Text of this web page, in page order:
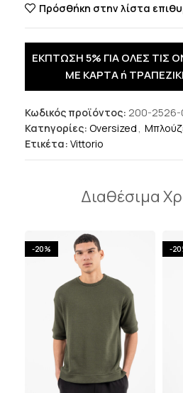
Πρόσθήκη στην λίστα
ΕΚΠΤΩΣΗ 5% ΓΙΑ ΟΛΕΣ ΤΙΣ
ΜΕ ΚΑΡΤΑ ή
Κωδικός προϊόντος: 200-2526-
Κατηγορίες: Oversized ,
Ετικέτα: Vittorio
Διαθέσιμα
-20% -